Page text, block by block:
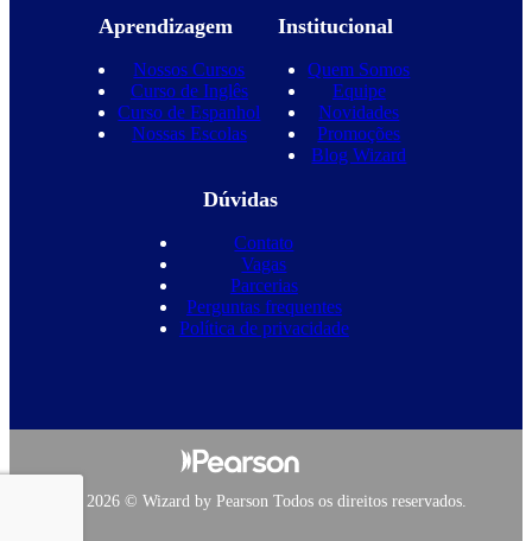
Aprendizagem
Nossos Cursos
Curso de Inglês
Curso de Espanhol
Nossas Escolas
Institucional
Quem Somos
Equipe
Novidades
Promoções
Blog Wizard
Dúvidas
Contato
Vagas
Parcerias
Perguntas frequentes
Política de privacidade
Copyright 2026 © Wizard by Pearson Todos os direitos reservados.